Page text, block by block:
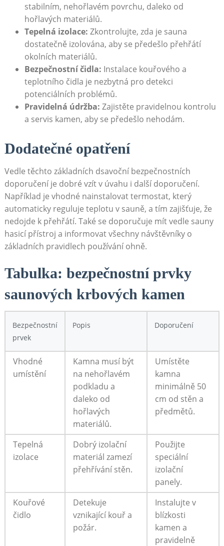
stabilním, nehořlavém povrchu, daleko od
hořlavých materiálů.
Tepelná izolace: Zkontrolujte, zda je sauna
dostatečně izolována, aby se předešlo přehřátí
okolních materiálů.
Bezpečnostní čidla: Instalace kouřového a
teplotního čidla je nezbytná pro detekci
potenciálních problémů.
Pravidelná údržba: Zajistěte pravidelnou kontrolu
a servis kamen, aby se předešlo nehodám.
Dodatečné opatření
Vedle těchto základních dsavoční bezpečnostních
doporučení je dobré vzít v úvahu i další doporučení.
Například je vhodné nainstalovat termostat, který
automaticky reguluje teplotu v sauně, a tím zajišťuje, že
nedojde k přehřátí. Také se doporučuje mít vedle sauny
hasicí přístroj a informovat všechny návštěvníky o
základních pravidlech používání ohně.
Tabulka: bezpečnostní prvky
saunových krbových kamen
Bezpečnostní
prvek
Popis Doporučení
Vhodné
umístění
Kamna musí být
na nehořlavém
podkladu a
daleko od
hořlavých
materiálů.
Umístěte
kamna
minimálně 50
cm od stěn a
předmětů.
Tepelná
izolace
Dobrý izolační
materiál zamezí
přehřívání stěn.
Použijte
speciální
izolační
panely.
Kouřové
čidlo
Detekuje
vznikající kouř a
požár.
Instalujte v
blízkosti
kamen a
pravidelně